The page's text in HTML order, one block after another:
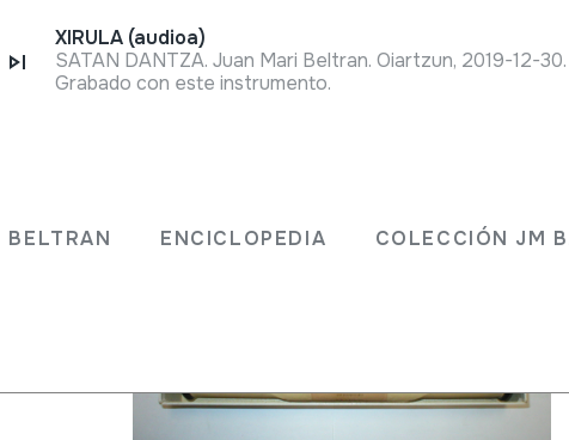
ENCICLOPEDIA COLECCIÓN JM
XIRULA (audioa)
SATAN DANTZA. Juan Mari Beltran. Oiartzun, 2019-12-30.
Grabado con este instrumento.